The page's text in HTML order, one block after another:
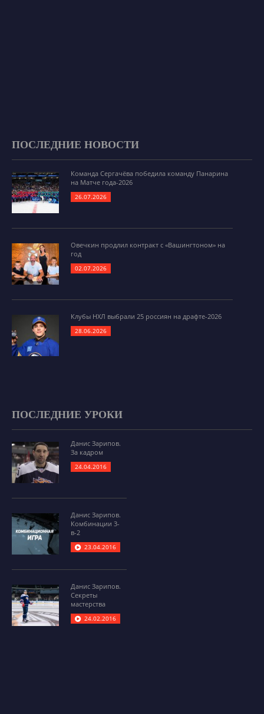
ПОСЛЕДНИЕ НОВОСТИ
Команда Сергачёва победила команду Панарина
на Матче года-2026
26.07.2026
Овечкин продлил контракт с «Вашингтоном» на
год
02.07.2026
Клубы НХЛ выбрали 25 россиян на драфте-2026
28.06.2026
ПОСЛЕДНИЕ УРОКИ
Данис Зарипов.
За кадром
24.04.2016
Данис Зарипов.
Комбинации 3-
в-2
23.04.2016
Данис Зарипов.
Секреты
мастерства
24.02.2016